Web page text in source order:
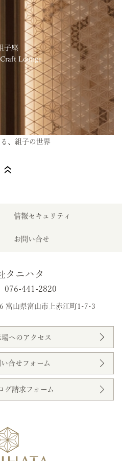
子座
Lounge
、組子の世界
情報セキュリティ
お問い合せ
タニハタ
076-441-2820
富山県富山市上赤江町1-7-3
へのアクセス
合せフォーム
グ請求フォーム